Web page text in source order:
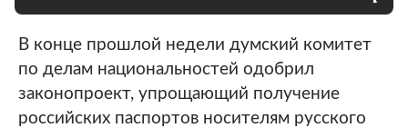
В конце прошлой недели думский комитет
по делам национальностей одобрил
законопроект, упрощающий получение
российских паспортов носителям русского